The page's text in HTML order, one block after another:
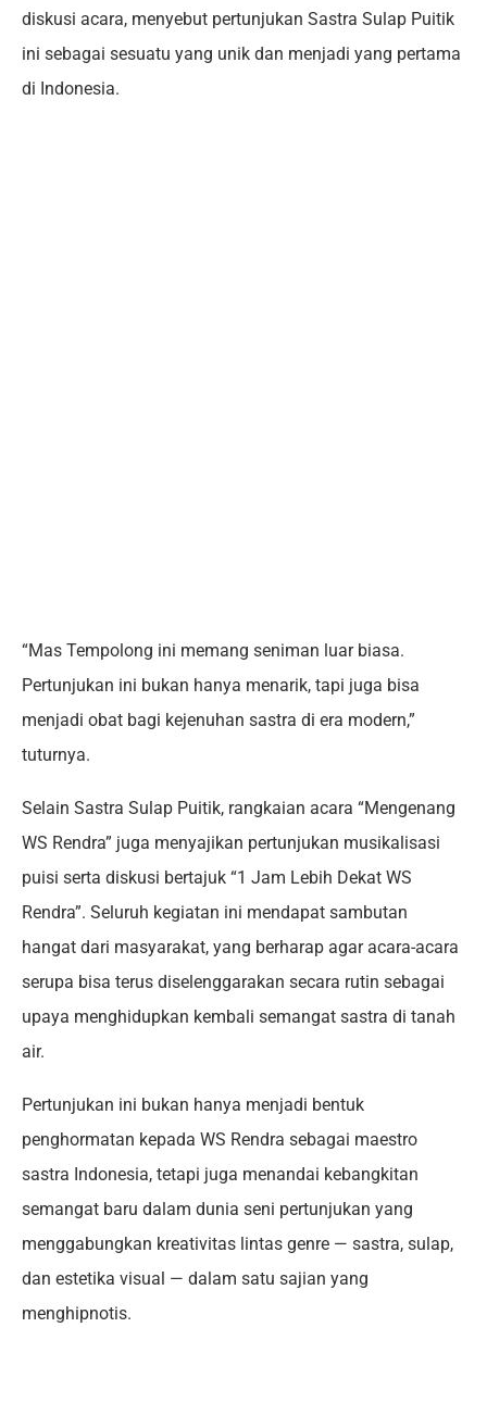
diskusi acara, menyebut pertunjukan Sastra Sulap Puitik
ini sebagai sesuatu yang unik dan menjadi yang pertama
di Indonesia.
“Mas Tempolong ini memang seniman luar biasa.
Pertunjukan ini bukan hanya menarik, tapi juga bisa
menjadi obat bagi kejenuhan sastra di era modern,”
tuturnya.
Selain Sastra Sulap Puitik, rangkaian acara “Mengenang
WS Rendra” juga menyajikan pertunjukan musikalisasi
puisi serta diskusi bertajuk “1 Jam Lebih Dekat WS
Rendra”. Seluruh kegiatan ini mendapat sambutan
hangat dari masyarakat, yang berharap agar acara-acara
serupa bisa terus diselenggarakan secara rutin sebagai
upaya menghidupkan kembali semangat sastra di tanah
air.
Pertunjukan ini bukan hanya menjadi bentuk
penghormatan kepada WS Rendra sebagai maestro
sastra Indonesia, tetapi juga menandai kebangkitan
semangat baru dalam dunia seni pertunjukan yang
menggabungkan kreativitas lintas genre — sastra, sulap,
dan estetika visual — dalam satu sajian yang
menghipnotis.